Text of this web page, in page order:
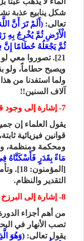
شكل ينابيع عذبة
تعالى: (أَلَمْ تَرَ أَنَّ
الْأَرْضِ ثُمَّ يُخْرِجُ بِهِ
ثُمَّ يَجْعَلُهُ حُطَامًا إِنَّ
21]. تصوروا معي
ويصبح حطاماً، ولو
ولما استفدنا من
آلاف السنين!!
7- إشارة إلى وجود قوانين دقيقة
يقول العلماء إن
قوانين فيزيائية
ومحكمة ومنظمة،
مَاءً بِقَدَرٍ فَأَسْكَنَّاهُ
[المؤمنون: 18]. وتأملوا معي كلمة
التقدير والنظام.
8- إشارة إلى البرزخ المائي
من أهم أجزاء
تصب الأنهار في
يقول تعالى: (وَهُوَ